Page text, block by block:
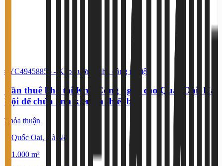
#YC49458856 - Kho xưởng, khu công nghiệp
Cần thuê kho tại Khu Công nghệ cao Quất Oai, Hà
Nội để chứa linh kiện và thiết bị
Thỏa thuận
Quốc Oai, Hà Nội
1.000 m²